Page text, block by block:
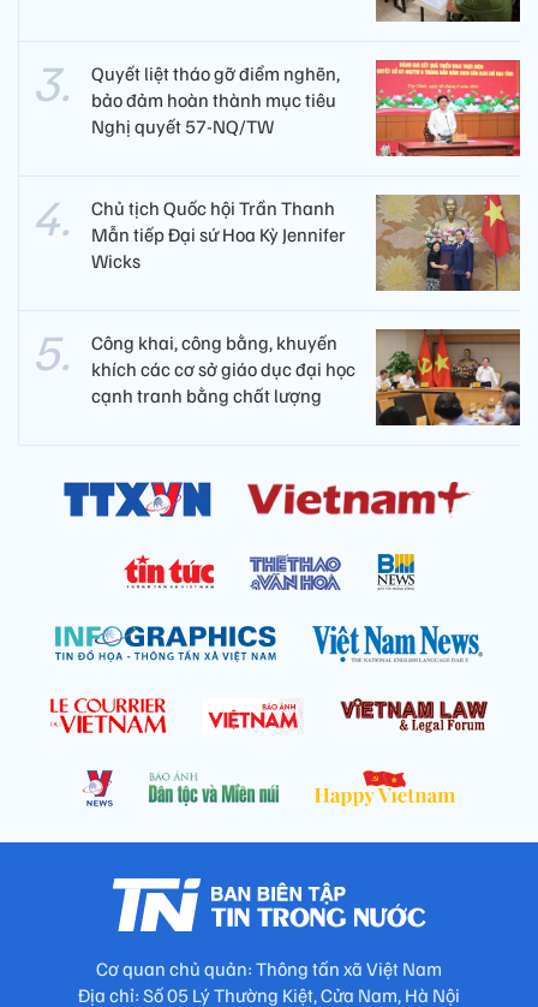
Quyết liệt tháo gỡ điểm nghẽn,
bảo đảm hoàn thành mục tiêu
Nghị quyết 57-NQ/TW
Chủ tịch Quốc hội Trần Thanh
Mẫn tiếp Đại sứ Hoa Kỳ Jennifer
Wicks
Công khai, công bằng, khuyến
khích các cơ sở giáo dục đại học
cạnh tranh bằng chất lượng​
Cơ quan chủ quản: Thông tấn xã Việt Nam
Địa chỉ: Số 05 Lý Thường Kiệt, Cửa Nam, Hà Nội